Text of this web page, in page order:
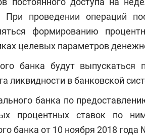
проведении операций
формированию
целевых параметров
банка будут выпускаться
ликвидности в банковской
банка по
процентных ставок по
банка от 10 ноября 2018